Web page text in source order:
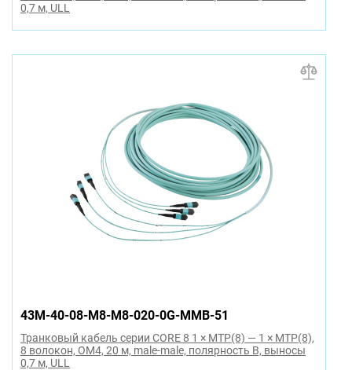
0,7 м, ULL
43M-40-08-M8-M8-020-0G-MMB-51
Транковый кабель серии CORE 8 1 × MTP(8) — 1 × MTP(8),
8 волокон, OM4, 20 м, male-male, полярность B, выносы
0,7 м, ULL